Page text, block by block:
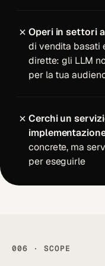
Operi in settori
di vendita basati
dirette: gli LLM
per la tua
Cerchi un
concrete, ma
per eseguirle
006 · SCOPE